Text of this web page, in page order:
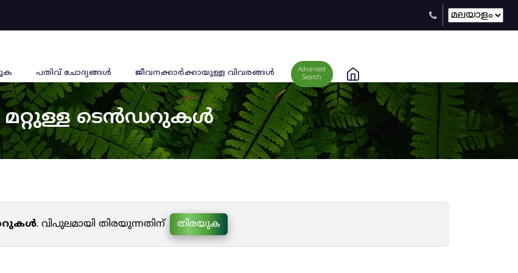
പതിവ് ചോദ്യങ്ങൾ ജീവനക്കാര്‍ക്കായുള്ള വിവരങ്ങള്‍
Advanced
Search
മറ്റുള്ള ടെൻഡറുകൾ
. വിപുലമായി തിരയുന്നതിന് തിരയുക